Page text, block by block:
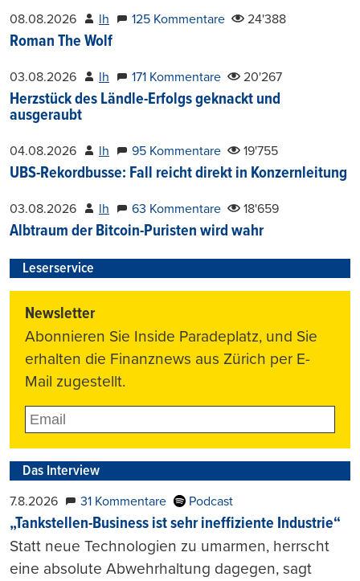
08.08.2026 lh 125 Kommentare 24'388
Roman The Wolf
03.08.2026 lh 171 Kommentare 20'267
Herzstück des Ländle-Erfolgs geknackt und
ausgeraubt
04.08.2026 lh 95 Kommentare 19'755
UBS-Rekordbusse: Fall reicht direkt in Konzernleitung
03.08.2026 lh 63 Kommentare 18'659
Albtraum der Bitcoin-Puristen wird wahr
Leserservice
Newsletter
Abonnieren Sie Inside Paradeplatz, und Sie
erhalten die Finanznews aus Zürich per E-
Mail zugestellt.
Das Interview
7.8.2026 31 Kommentare Podcast
„Tankstellen-Business ist sehr ineffiziente Industrie“
Statt neue Technologien zu umarmen, herrscht
eine absolute Abwehrhaltung dagegen, sagt